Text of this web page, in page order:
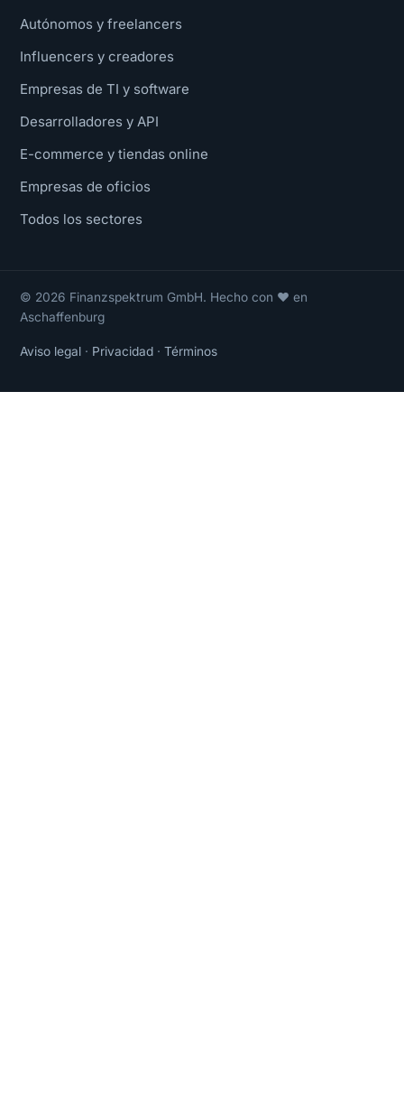
Autónomos y freelancers
Influencers y creadores
Empresas de TI y software
Desarrolladores y API
E-commerce y tiendas online
Empresas de oficios
Todos los sectores
© 2026 Finanzspektrum GmbH. Hecho con ❤ en
Aschaffenburg
Aviso legal · Privacidad · Términos